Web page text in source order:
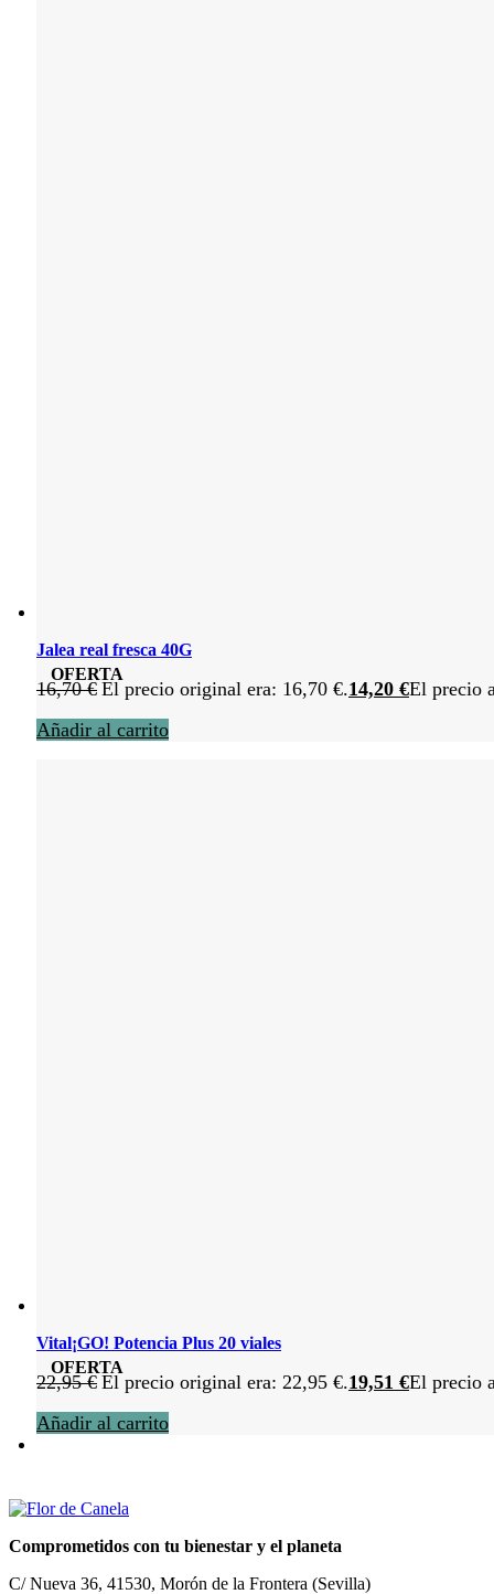
OFERTA
Jalea real fresca 40G
16,70€ El precio original era: 16,70 €.14,20 €El precio
Añadir al carrito
OFERTA
Vital¡GO! Potencia Plus 20 viales
22,95€ El precio original era: 22,95 €.19,51 €El precio
Añadir al carrito
Comprometidos con tu bienestar y el planeta
C/ Nueva 36, 41530, Morón de la Frontera (Sevilla)